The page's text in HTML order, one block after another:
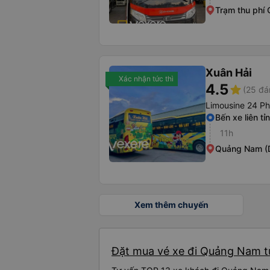
Trạm thu phí
Xác nhận tức thì Xuân Hải
4.5star (25
Limousine 24
Bến xe liên
11h
Quảng Nam
Xem thêm chuyến
Đặt mua vé xe đi Quảng Nam